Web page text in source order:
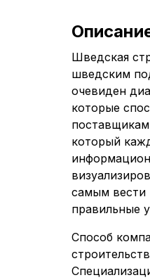
Шведская
шведским
очевиден
которые
который
самым вести
правильные
Способ